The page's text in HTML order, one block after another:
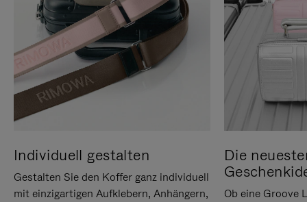
Individuell gestalten
Gestalten Sie den Koffer ganz individuell
mit einzigartigen Aufklebern, Anhängern,
Die
Ob eine Groove